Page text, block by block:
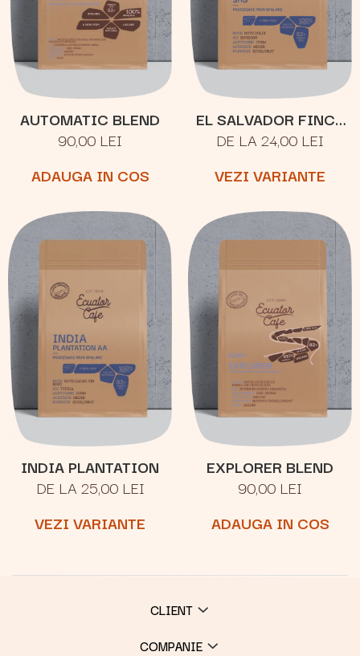
AUTOMATIC BLEND
90,00 LEI
ADAUGA IN COS
EL SALVADOR FINCA
JOYA
DE LA 24,00 LEI
VEZI VARIANTE
INDIA PLANTATION
DE LA 25,00 LEI
VEZI VARIANTE
EXPLORER BLEND
90,00 LEI
ADAUGA IN COS
CLIENT
COMPANIE